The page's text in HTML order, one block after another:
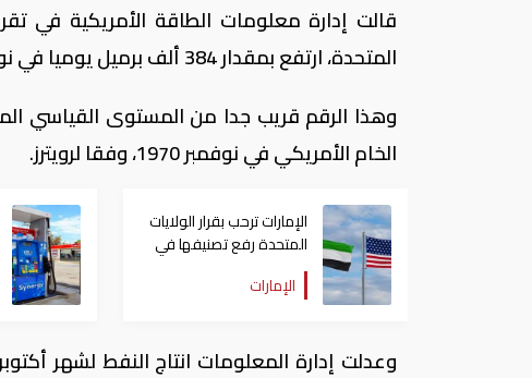
قالت إدارة معلومات الطاقة الأمريكية في
المتحدة، ارتفع بمقدار 384 ألف برميل يوميا في نوفمبر إلى 10.038 مليون برميل يوميا.
الخام الأمريكي في نوفمبر 1970، وفقا لرويترز.
الإمارات ترحب بقرار الولايات
المتحدة رفع تصنيفها في
ضوابط التصدير
الإمارات